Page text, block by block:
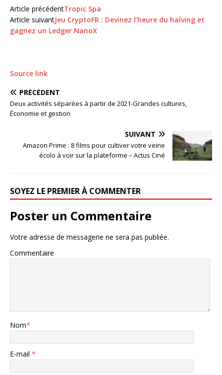
Article précédentTropic Spa
Article suivantJeu CryptoFR : Devinez l’heure du halving et
gagnez un Ledger NanoX
Source link
PRÉCÉDENT
Deux activités séparées à partir de 2021-Grandes cultures,
Économie et gestion
SUIVANT
Amazon Prime : 8 films pour cultiver votre veine
écolo à voir sur la plateforme – Actus Ciné
SOYEZ LE PREMIER À COMMENTER
Poster un Commentaire
Votre adresse de messagerie ne sera pas publiée.
Commentaire
Nom*
E-mail *